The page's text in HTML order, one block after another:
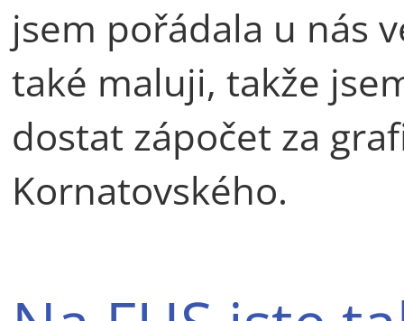
jsem pořádala u nás
také maluji, takže
dostat zápočet za
Kornatovského.